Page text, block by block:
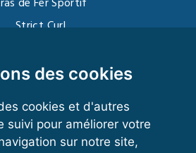
des cookies
cookies et d'autres
suivi pour améliorer votre
sur notre site,
Strict Curl
Kettlebell
VOS ESPACES